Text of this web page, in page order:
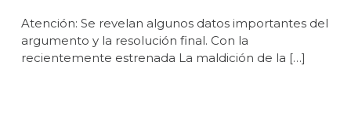
Atención: Se revelan algunos datos importantes del
argumento y la resolución final. Con la
recientemente estrenada La maldición de la […]